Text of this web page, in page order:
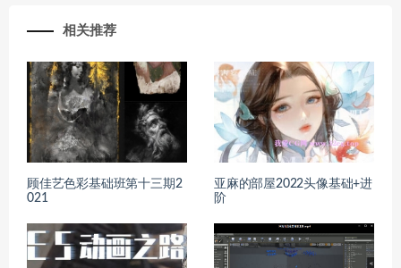
相关推荐
顾佳艺色彩基础班第十三期2
021
亚麻的部屋2022头像基础+进
阶